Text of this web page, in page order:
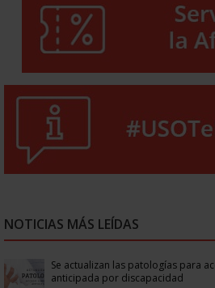
NOTICIAS MÁS LEÍDAS
Se actualizan las patologías para
anticipada por discapacidad